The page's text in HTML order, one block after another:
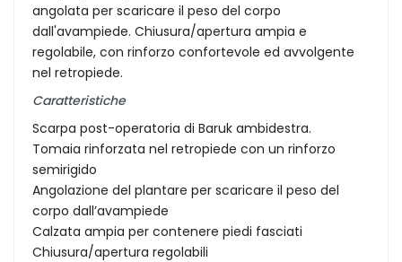
angolata per scaricare il peso del corpo
dall'avampiede. Chiusura/apertura ampia e
regolabile, con rinforzo confortevole ed avvolgente
nel retropiede.
Caratteristiche
Scarpa post-operatoria di Baruk ambidestra.
Tomaia rinforzata nel retropiede con un rinforzo
semirigido
Angolazione del plantare per scaricare il peso del
corpo dall’avampiede
Calzata ampia per contenere piedi fasciati
Chiusura/apertura regolabili